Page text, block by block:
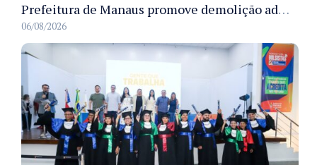
Prefeitura de Manaus promove demolição administrativa de cinco estruturas que ocupavam calçada pública
06/08/2026